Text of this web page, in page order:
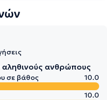
αληθινούς ανθρώπους
σε βάθος
10.0
10.0